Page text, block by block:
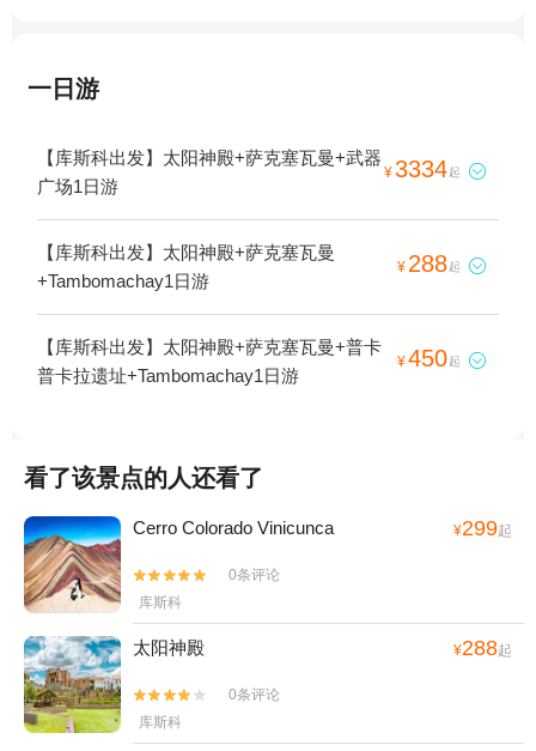
一日游
【库斯科出发】太阳神殿+萨克塞瓦曼+武器
广场1日游
¥3334起 
【库斯科出发】太阳神殿+萨克塞瓦曼
+Tambomachay1日游
¥ 288起 
【库斯科出发】太阳神殿+萨克塞瓦曼+普卡
普卡拉遗址+Tambomachay1日游
¥450起 
看了该景点的人还看了
Cerro Colorado Vinicunca ¥299起


0条评论
库斯科
太阳神殿 ¥288起


0条评论
库斯科